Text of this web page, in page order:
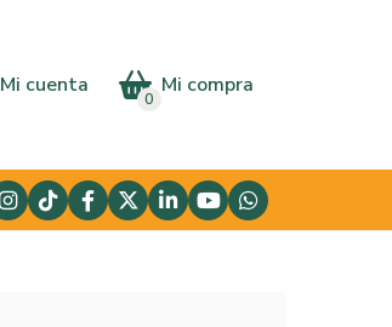
Mi cuenta Mi compra
0